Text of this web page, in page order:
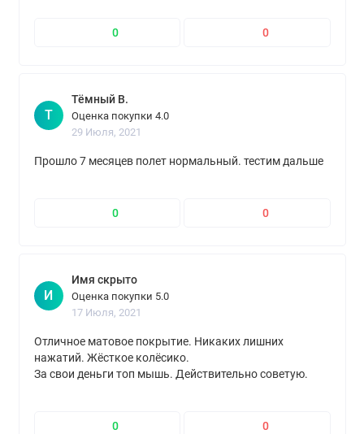
0 0
Т
Тёмный В.
Оценка покупки 4.0
29 Июля, 2021
Прошло 7 месяцев полет нормальный. тестим дальше
0 0
И
Имя скрыто
Оценка покупки 5.0
17 Июля, 2021
Отличное матовое покрытие. Никаких лишних
нажатий. Жёсткое колёсико.
За свои деньги топ мышь. Действительно советую.
0 0